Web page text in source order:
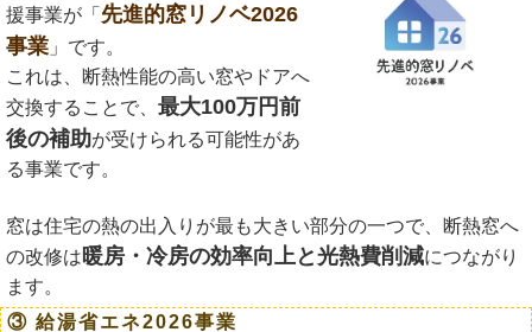
援事業が「 先進的窓リノベ2026
事業 」です。
これは、断熱性能の高い窓やドアへ
交換することで、 最大100万円前
後の補助が受けられる可能性があ
る事業です。
窓は住宅の熱の出入りが最も大きい部分の一つで、断熱窓へ
の改修は暖房・冷房の効率向上と光熱費削減につながり
ます。
③ 給湯省エネ2026事業